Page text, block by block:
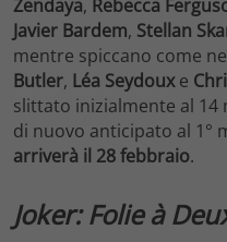
Zendaya, Rebecca
Javier Bardem, Stellan
mentre spiccano come
Butler, Léa Seydouxe
slittato inizialmente al 14
di nuovo anticipato al 1°
arriverà il 28 febbraio.
Joker: Folie à